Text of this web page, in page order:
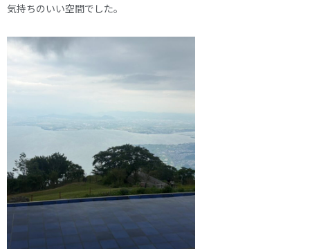
気持ちのいい空間でした。